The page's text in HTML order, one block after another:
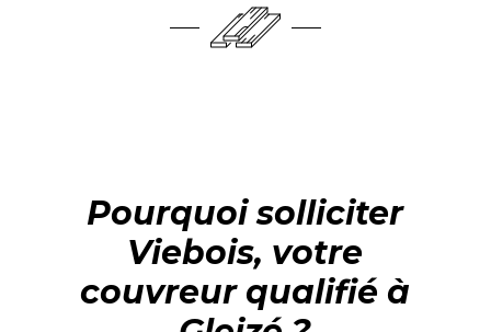
Pourquoi solliciter
Viebois, votre
couvreur qualifié à